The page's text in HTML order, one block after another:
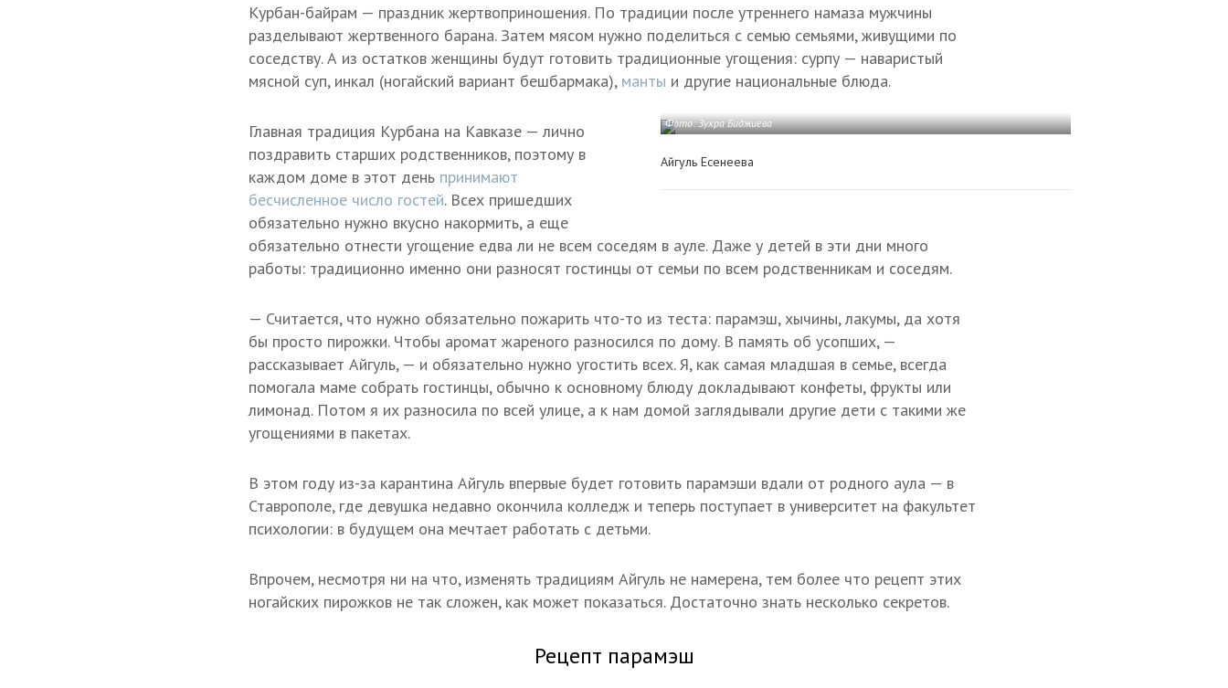
Курбан-байрам — праздник жертвоприношения. По традиции после утреннего намаза мужчины
разделывают жертвенного барана. Затем мясом нужно поделиться с семью семьями, живущими по
соседству. А из остатков женщины будут готовить традиционные угощения: сурпу — наваристый
мясной суп, инкал (ногайский вариант бешбармака), манты и другие национальные блюда.
Фото: Зухра Биджиева
Айгуль Есенеева
Главная традиция Курбана на Кавказе — лично
поздравить старших родственников, поэтому в
каждом доме в этот день принимают
бесчисленное число гостей. Всех пришедших
обязательно нужно вкусно накормить, а еще
обязательно отнести угощение едва ли не всем соседям в ауле. Даже у детей в эти дни много
работы: традиционно именно они разносят гостинцы от семьи по всем родственникам и соседям.
— Считается, что нужно обязательно пожарить что-то из теста: парамэш, хычины, лакумы, да хотя
бы просто пирожки. Чтобы аромат жареного разносился по дому. В память об усопших, —
рассказывает Айгуль, — и обязательно нужно угостить всех. Я, как самая младшая в семье, всегда
помогала маме собрать гостинцы, обычно к основному блюду докладывают конфеты, фрукты или
лимонад. Потом я их разносила по всей улице, а к нам домой заглядывали другие дети с такими же
угощениями в пакетах.
В этом году из-за карантина Айгуль впервые будет готовить парамэши вдали от родного аула — в
Ставрополе, где девушка недавно окончила колледж и теперь поступает в университет на факультет
психологии: в будущем она мечтает работать с детьми.
Впрочем, несмотря ни на что, изменять традициям Айгуль не намерена, тем более что рецепт этих
ногайских пирожков не так сложен, как может показаться. Достаточно знать несколько секретов.
Рецепт парамэш